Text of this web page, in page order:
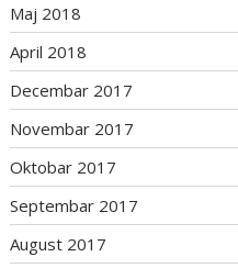
Maj 2018
April 2018
Decembar 2017
Novembar 2017
Oktobar 2017
Septembar 2017
August 2017